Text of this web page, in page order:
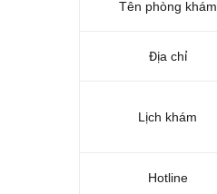
Tên phòng khám
Địa chỉ
Lịch khám
Hotline